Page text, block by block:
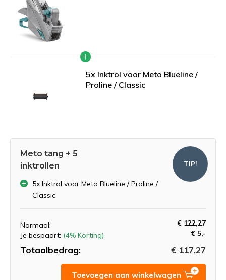
5x Inktrol voor Meto Blueline /
Proline / Classic
Meto tang + 5
inktrollen
5x Inktrol voor Meto Blueline / Proline /
Classic
Normaal:
€ 122,27
Je bespaart: (4% Korting) € 5,-
Totaalbedrag: € 117,27
TIP!
Toevoegen aan winkelwagen